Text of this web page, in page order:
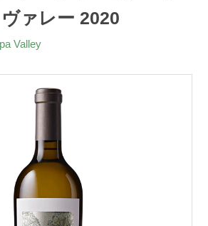
ァレー 2020
Valley